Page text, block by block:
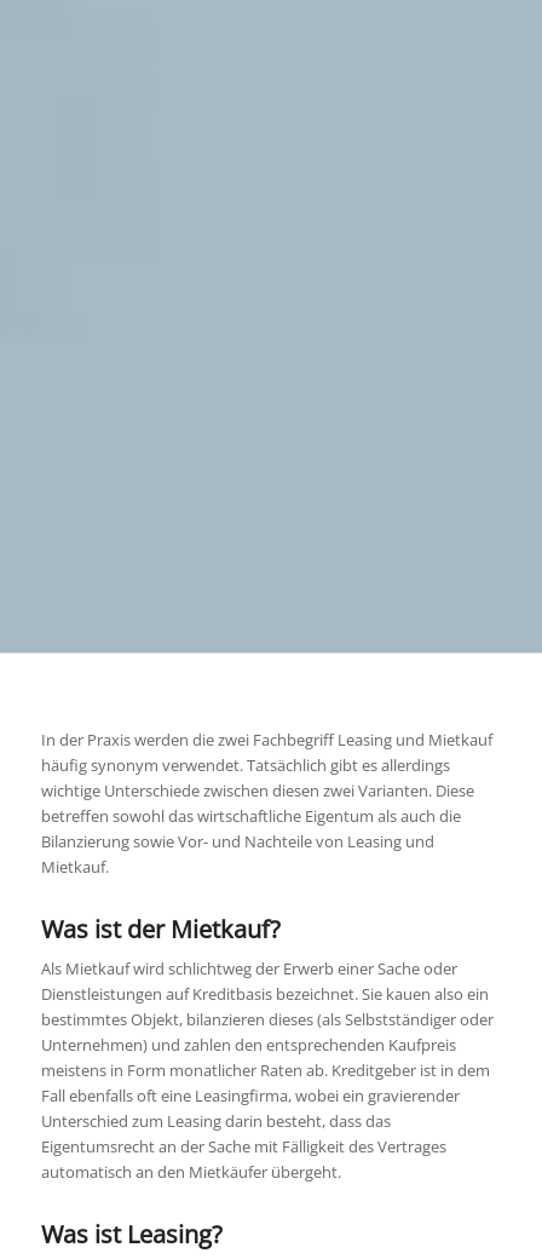
In der Praxis werden die zwei Fachbegriff Leasing und Mietkauf
häufig synonym verwendet. Tatsächlich gibt es allerdings
wichtige Unterschiede zwischen diesen zwei Varianten. Diese
betreffen sowohl das wirtschaftliche Eigentum als auch die
Bilanzierung sowie Vor- und Nachteile von Leasing und
Mietkauf.
Was ist der Mietkauf?
Als Mietkauf wird schlichtweg der Erwerb einer Sache oder
Dienstleistungen auf Kreditbasis bezeichnet. Sie kauen also ein
bestimmtes Objekt, bilanzieren dieses (als Selbstständiger oder
Unternehmen) und zahlen den entsprechenden Kaufpreis
meistens in Form monatlicher Raten ab. Kreditgeber ist in dem
Fall ebenfalls oft eine Leasingfirma, wobei ein gravierender
Unterschied zum Leasing darin besteht, dass das
Eigentumsrecht an der Sache mit Fälligkeit des Vertrages
automatisch an den Mietkäufer übergeht.
Was ist Leasing?